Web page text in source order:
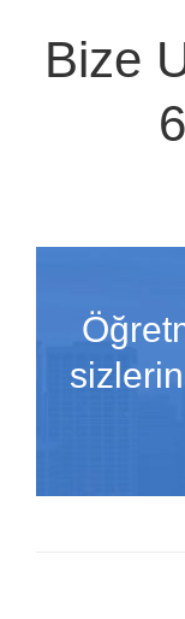
Bize